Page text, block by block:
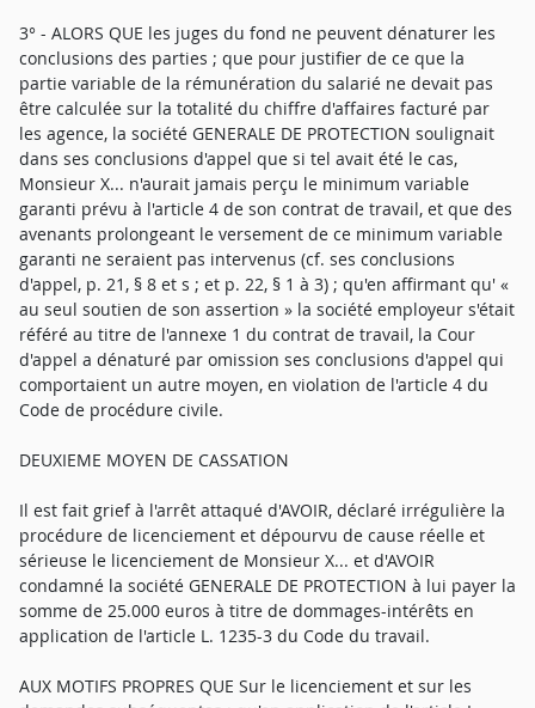
3° - ALORS QUE les juges du fond ne peuvent dénaturer les
conclusions des parties ; que pour justifier de ce que la
partie variable de la rémunération du salarié ne devait pas
être calculée sur la totalité du chiffre d'affaires facturé par
les agence, la société GENERALE DE PROTECTION soulignait
dans ses conclusions d'appel que si tel avait été le cas,
Monsieur X... n'aurait jamais perçu le minimum variable
garanti prévu à l'article 4 de son contrat de travail, et que des
avenants prolongeant le versement de ce minimum variable
garanti ne seraient pas intervenus (cf. ses conclusions
d'appel, p. 21, § 8 et s ; et p. 22, § 1 à 3) ; qu'en affirmant qu' «
au seul soutien de son assertion » la société employeur s'était
référé au titre de l'annexe 1 du contrat de travail, la Cour
d'appel a dénaturé par omission ses conclusions d'appel qui
comportaient un autre moyen, en violation de l'article 4 du
Code de procédure civile.
DEUXIEME MOYEN DE CASSATION
Il est fait grief à l'arrêt attaqué d'AVOIR, déclaré irrégulière la
procédure de licenciement et dépourvu de cause réelle et
sérieuse le licenciement de Monsieur X... et d'AVOIR
condamné la société GENERALE DE PROTECTION à lui payer la
somme de 25.000 euros à titre de dommages-intérêts en
application de l'article L. 1235-3 du Code du travail.
AUX MOTIFS PROPRES QUE Sur le licenciement et sur les